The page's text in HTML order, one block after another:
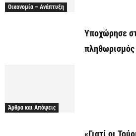
Οικονομία – Ανάπτυξη
Υποχώρησε
πληθωρισμός
Άρθρα και Απόψεις